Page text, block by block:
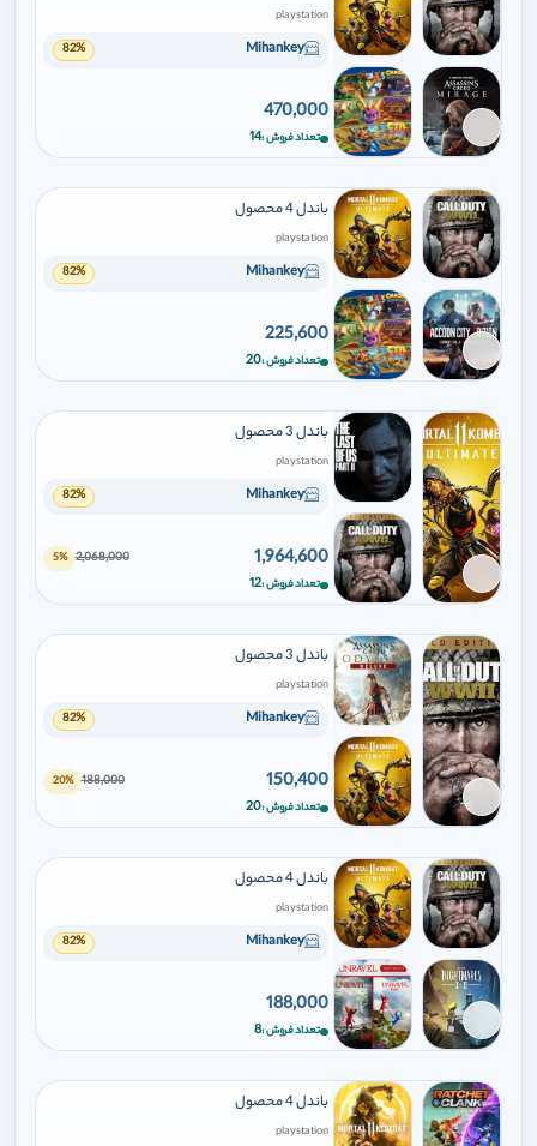
برای افزودن وارد شوید
playstation
Mihankey
82%
470,000
تعداد فروش 14
برای افزودن وارد شوید
باندل 4 محصول
playstation
Mihankey
82%
225,600
تعداد فروش 20
برای افزودن وارد شوید
باندل 3 محصول
playstation
Mihankey
82%
1,964,600
2,068,000
5%
تعداد فروش 12
برای افزودن وارد شوید
باندل 3 محصول
playstation
Mihankey
82%
150,400
188,000
20%
تعداد فروش 20
برای افزودن وارد شوید
باندل 4 محصول
playstation
Mihankey
82%
188,000
تعداد فروش 8
باندل 4 محصول
playstation